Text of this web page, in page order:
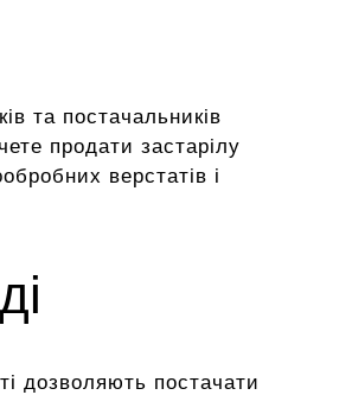
та постачальників
продати застарілу
верстатів і
дозволяють постачати